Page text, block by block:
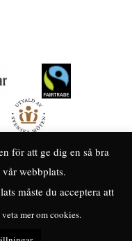
för att ge dig en så bra
webbplats.
måste du acceptera att
mer om cookies.